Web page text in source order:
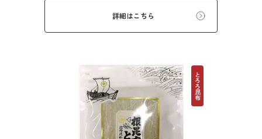
詳細はこちら
とろろ昆布